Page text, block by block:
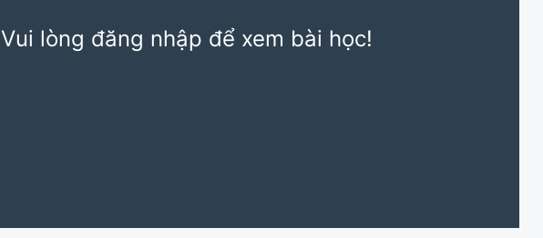
Vui lòng đăng nhập để xem bài học!